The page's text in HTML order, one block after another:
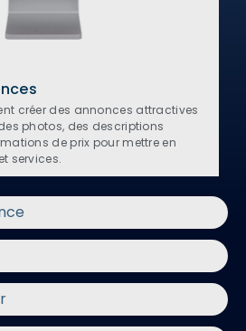
créer des annonces attractives
photos, des descriptions
de prix pour mettre en
services.